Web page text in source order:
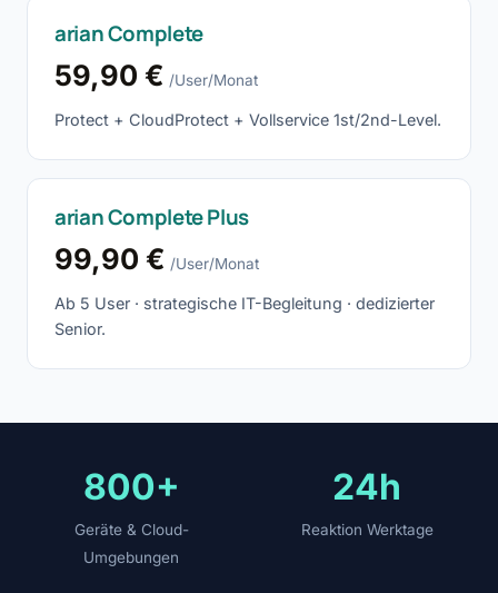
arian Complete
59,90 € /User/Monat
Protect + CloudProtect + Vollservice 1st/2nd-Level.
arian Complete Plus
99,90 € /User/Monat
Ab 5 User · strategische IT-Begleitung · dedizierter
Senior.
800+
Geräte & Cloud-
Umgebungen
24h
Reaktion Werktage